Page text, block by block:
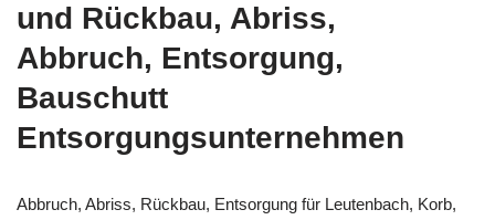
und Rückbau, Abriss,
Abbruch, Entsorgung,
Bauschutt
Entsorgungsunternehmen
Abbruch, Abriss, Rückbau, Entsorgung für Leutenbach, Korb,